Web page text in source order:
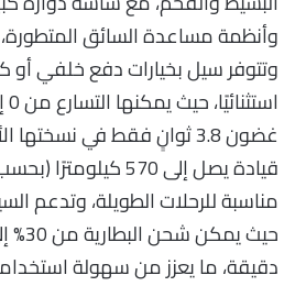
وأنظمة مساعدة السائق المتطورة،
وتتوفر سيل بخيارات دفع خلفي أو
غضون 3.8 ثوانٍ فقط في
قيادة يصل إلى 570
مناسبة للرحلات الطويلة، وتدعم
دقيقة، ما يعزز من سهولة